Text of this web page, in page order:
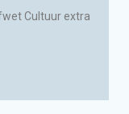
Cultuur extra